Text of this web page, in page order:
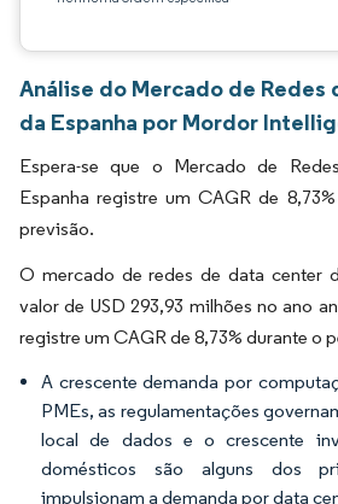
Análise do Mercado de Redes
da Espanha por Mordor
Espera-se que o Mercado de
Espanha registre um CAGR de
previsão.
O mercado de redes de data center
valor de USD 293,93 milhões no ano
registre um CAGR de 8,73% durante o
A crescente demanda por
PMEs, as regulamentações
local de dados e o crescente
domésticos são alguns dos
impulsionam a demanda por data